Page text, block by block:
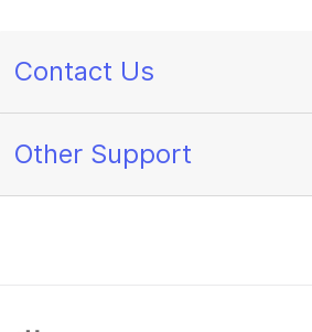
Contact Us
Other Support